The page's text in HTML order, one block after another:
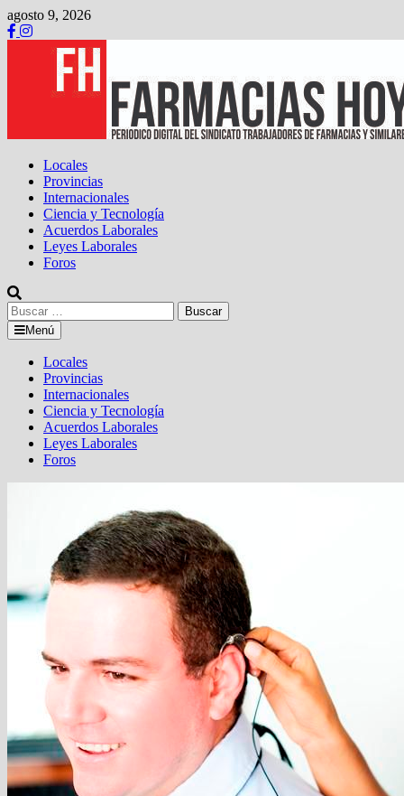
Saltar
al
contenido
agosto 9, 2026
Locales
Provincias
Internacionales
Ciencia y Tecnología
Acuerdos Laborales
Leyes Laborales
Foros
Buscar:
Menú
Locales
Provincias
Internacionales
Ciencia y Tecnología
Acuerdos Laborales
Leyes Laborales
Foros